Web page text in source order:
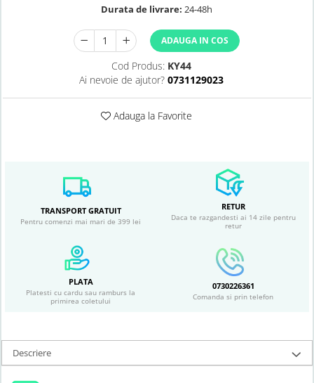
Durata de livrare: 24-48h
ADAUGA IN COS
Cod Produs: KY44
Ai nevoie de ajutor? 0731129023
Adauga la Favorite
TRANSPORT GRATUIT
Pentru comenzi mai mari de 399 lei
RETUR
Daca te razgandesti ai 14 zile pentru
retur
PLATA
Platesti cu cardu sau ramburs la
primirea coletului
0730226361
Comanda si prin telefon
Descriere